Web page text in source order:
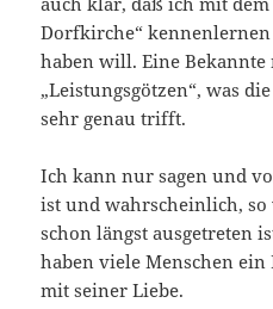
Dorfkirche“
haben will. Eine
„Leistungsgötzen“, was
sehr genau trifft.
Ich kann nur sagen und
ist und wahrscheinlich,
schon längst ausgetreten
haben viele Menschen ein
mit seiner Liebe.